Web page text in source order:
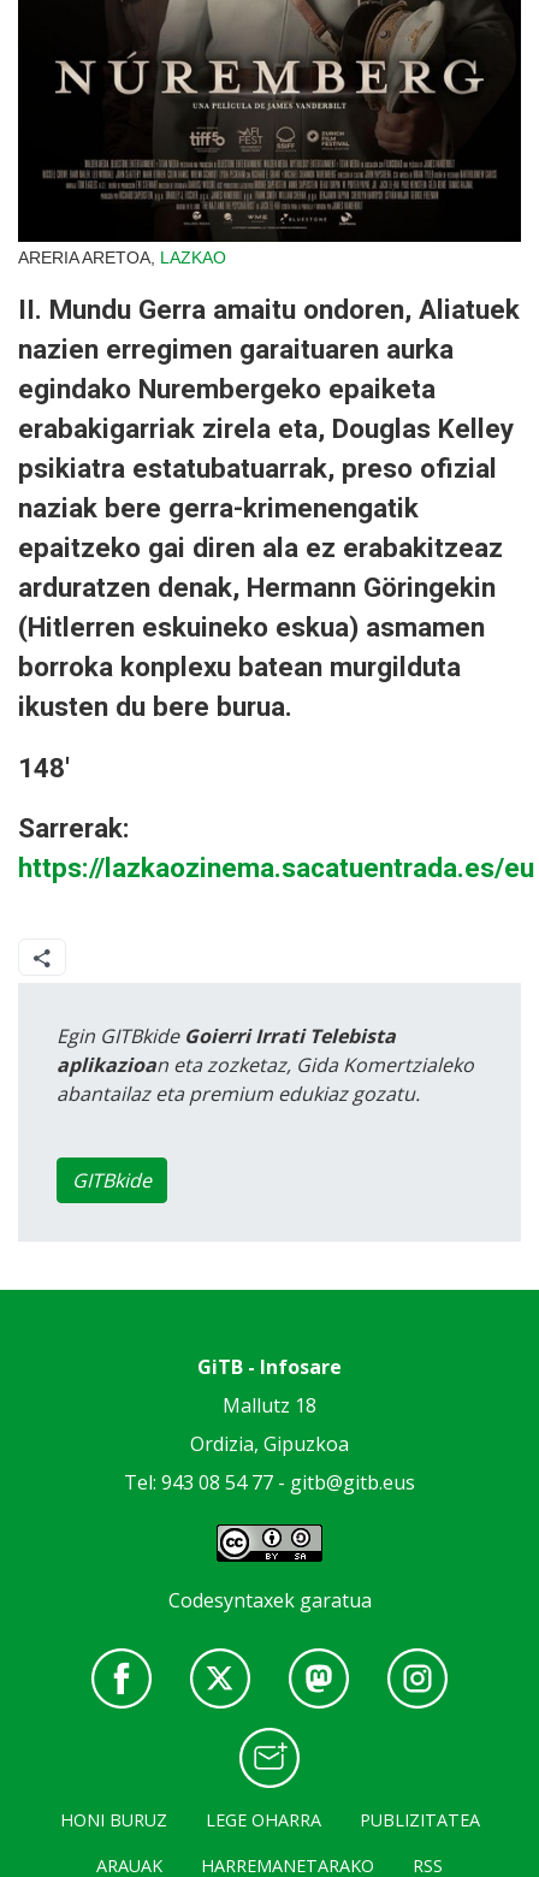
ARERIA ARETOA, LAZKAO
II. Mundu Gerra amaitu ondoren, Aliatuek
nazien erregimen garaituaren aurka
egindako Nurembergeko epaiketa
erabakigarriak zirela eta, Douglas Kelley
psikiatra estatubatuarrak, preso ofizial
naziak bere gerra-krimenengatik
epaitzeko gai diren ala ez erabakitzeaz
arduratzen denak, Hermann Göringekin
(Hitlerren eskuineko eskua) asmamen
borroka konplexu batean murgilduta
ikusten du bere burua.
148'
Sarrerak:
https://lazkaozinema.sacatuentrada.es/eu
Egin GITBkide Goierri Irrati Telebista
aplikazioan eta zozketaz, Gida Komertzialeko
abantailaz eta premium edukiaz gozatu.
GITBkide
GiTB - Infosare
Mallutz 18
Ordizia, Gipuzkoa
Tel: 943 08 54 77 - gitb@gitb.eus
Codesyntaxek garatua
HONI BURUZ LEGE OHARRA
PUBLIZITATEA
ARAUAK
HARREMANETARAKO RSS